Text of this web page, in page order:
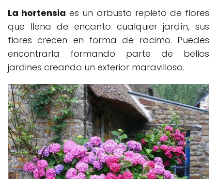
La hortensia es un arbusto repleto de flores
que llena de encanto cualquier jardín, sus
flores crecen en forma de racimo. Puedes
encontrarla formando parte de bellos
jardines creando un exterior maravilloso.